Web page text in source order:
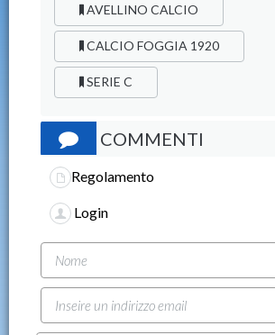
AVELLINO CALCIO
CALCIO FOGGIA 1920
SERIE C
COMMENTI
Regolamento
Login